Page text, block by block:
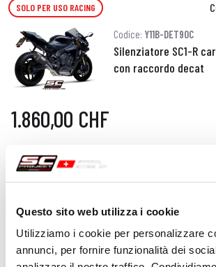
Questo sito web utilizza i cookie
Utilizziamo i cookie per personalizzare
annunci, per fornire funzionalità dei
SOLO PER USO RACING
Codice: Y11B-DET90C
Silenziatore SC1-R
con raccordo decat
1.860,00 CHF
SOLO PER USO RACING
Silenziatore SC1-R
con raccordo decat